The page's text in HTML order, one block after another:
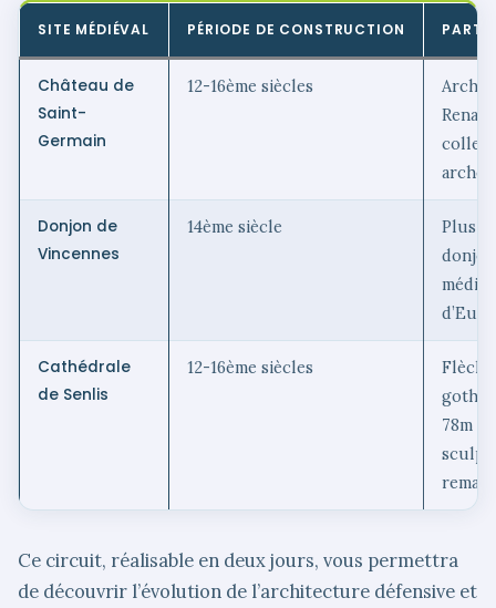
SITE MÉDIÉVAL PÉRIODE DE CONSTRUCTION
Château de
Saint-
Germain
12-16ème siècles
Donjon de
Vincennes
14ème siècle
Plus
donjon
Cathédrale
de Senlis
12-16ème siècles
Flèche
78m
Ce circuit, réalisable en deux jours, vous permettra
de découvrir l’évolution de l’architecture défensive et